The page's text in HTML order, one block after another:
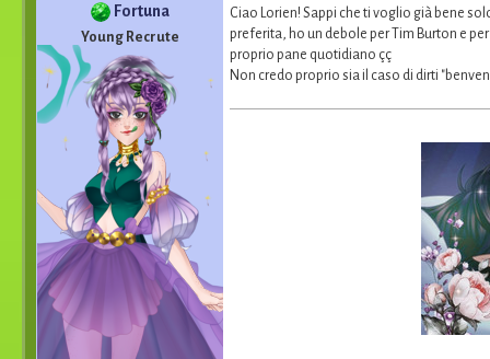
Fortuna
Young Recrute
Ciao Lorien! Sappi che ti voglio già bene
preferita, ho un debole per Tim Burton e
proprio pane quotidiano çç
Non credo proprio sia il caso di dirti